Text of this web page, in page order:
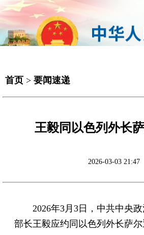
首页 > 要闻速递
王毅同以色列外长
2026-03-03 21:47
2026年3月3日，中共中央
部长王毅应约同以色列外长萨尔